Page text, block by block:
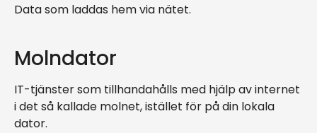
Data som laddas hem via nätet.
Molndator
IT-tjänster som tillhandahålls med hjälp av internet
i det så kallade molnet, istället för på din lokala
dator.